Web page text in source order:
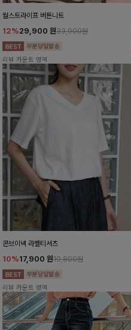
월스트라이프 버튼니트
12%29,900 원33,900원
리뷰 카운트 영역
콘브이넥 라벨티셔츠
10%17,900 원19,800원
리뷰 카운트 영역